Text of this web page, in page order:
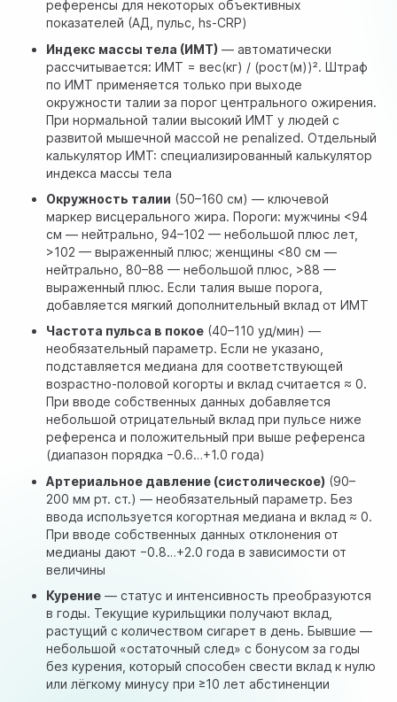
референсы для некоторых объективных
показателей (АД, пульс, hs-CRP)
Индекс массы тела (ИМТ) — автоматически
рассчитывается: ИМТ = вес(кг) / (рост(м))². Штраф
по ИМТ применяется только при выходе
окружности талии за порог центрального ожирения.
При нормальной талии высокий ИМТ у людей с
развитой мышечной массой не penalized. Отдельный
калькулятор ИМТ:специализированный калькулятор
индекса массы тела
Окружность талии (50–160 см) — ключевой
маркер висцерального жира. Пороги: мужчины <94
см — нейтрально, 94–102 — небольшой плюс лет,
>102 — выраженный плюс; женщины <80 см —
нейтрально, 80–88 — небольшой плюс, >88 —
выраженный плюс. Если талия выше порога,
добавляется мягкий дополнительный вклад от ИМТ
Частота пульса в покое (40–110 уд/мин) —
необязательный параметр. Если не указано,
подставляется медиана для соответствующей
возрастно-половой когорты и вклад считается ≈ 0.
При вводе собственных данных добавляется
небольшой отрицательный вклад при пульсе ниже
референса и положительный при выше референса
(диапазон порядка −0.6…+1.0 года)
Артериальное давление (систолическое) (90–
200 мм рт. ст.) —необязательный параметр. Без
ввода используется когортная медиана и вклад ≈ 0.
При вводе собственных данных отклонения от
медианы дают −0.8…+2.0 года в зависимости от
величины
Курение — статус и интенсивность преобразуются
в годы. Текущие курильщики получают вклад,
растущий с количеством сигарет в день. Бывшие —
небольшой «остаточный след» с бонусом за годы
без курения, который способен свести вклад к нулю
или лёгкому минусу при ≥10 лет абстиненции